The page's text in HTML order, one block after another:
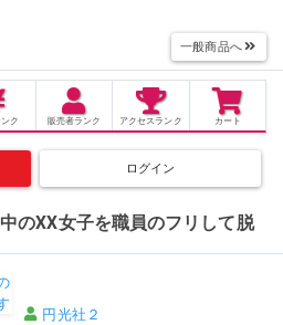
一般商品へ
ンク 販売者ランク アクセス ランク カート
ログイン
のXX女子を職員のフリして脱
円光社２